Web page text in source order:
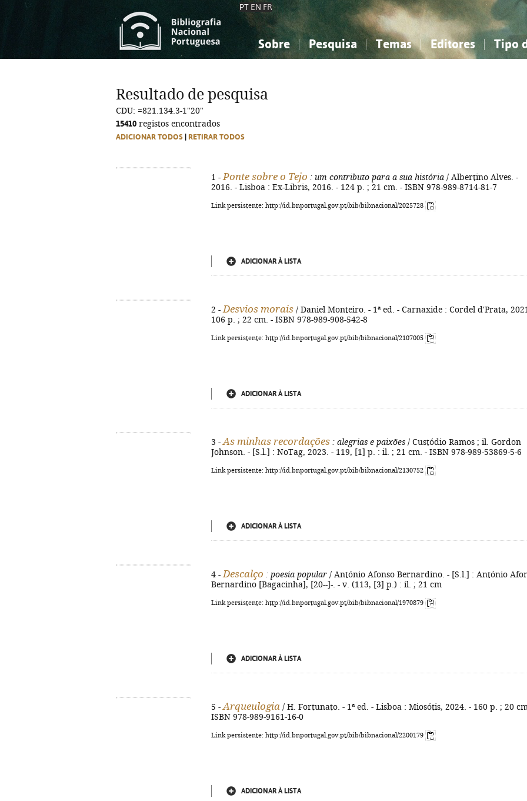
PT EN FR
Sobre Pesquisa Temas
Ciências sociais...
Editores Tipo
Ciências sociais...
Resultado de pesquisa
CDU: =821.134.3-1"20"
15410 registos encontrados
ADICIONAR TODOS RETIRAR TODOS
1 - Ponte sobre o Tejo : um contributo para a sua história / Albertino Alves. -
2016. - Lisboa : Ex-Libris, 2016. - 124 p. ; 21 cm. - ISBN 978-989-8714-81-7
Link persistente: http://id.bnportugal.gov.pt/bib/bibnacional/2025728
ADICIONAR À LISTA
2 - Desvios morais / Daniel Monteiro. - 1ª ed. - Carnaxide : Cordel d'Prata,
106 p. ; 22 cm. - ISBN 978-989-908-542-8
Link persistente: http://id.bnportugal.gov.pt/bib/bibnacional/2107005
ADICIONAR À LISTA
3 - As minhas recordações : alegrias e paixões / Custódio Ramos ; il. Gordon
Johnson. - [S.l.] : NoTag, 2023. - 119, [1] p. : il. ; 21 cm. - ISBN 978-989-53869-5-6
Link persistente: http://id.bnportugal.gov.pt/bib/bibnacional/2130752
ADICIONAR À LISTA
4 - Descalço : poesia popular / António Afonso Bernardino. - [S.l.] : António
Bernardino [Bagacinha], [20--]-. - v. (113, [3] p.) : il. ; 21 cm
Link persistente: http://id.bnportugal.gov.pt/bib/bibnacional/1970879
ADICIONAR À LISTA
5 - Arqueulogia / H. Fortunato. - 1ª ed. - Lisboa : Miosótis, 2024. - 160 p. ; 20
ISBN 978-989-9161-16-0
Link persistente: http://id.bnportugal.gov.pt/bib/bibnacional/2200179
ADICIONAR À LISTA